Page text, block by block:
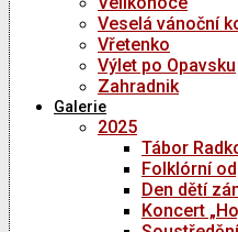
Veselá vánoční
Vřetenko
Výlet po Opavsku
Zahradnik
Galerie
2025
Tábor
Folklórní
Den dětí
Koncert